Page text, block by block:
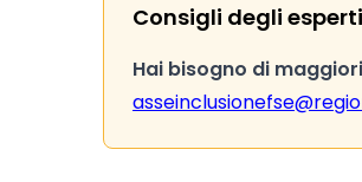
Consigli degli esperti
Hai bisogno di